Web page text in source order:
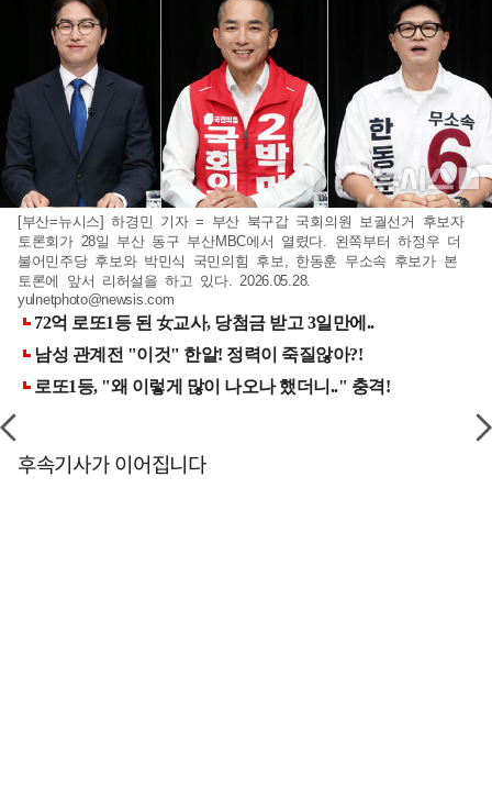
[부산=뉴시스] 하경민 기자 = 부산 북구갑 국회의원 보궐선거 후보자
토론회가 28일 부산 동구 부산MBC에서 열렸다. 왼쪽부터 하정우 더
불어민주당 후보와 박민식 국민의힘 후보, 한동훈 무소속 후보가 본
토론에 앞서 리허설을 하고 있다. 2026.05.28.
yulnetphoto@newsis.com
후속기사가 이어집니다